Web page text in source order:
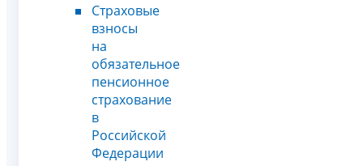
Страховые
взносы
на
обязательное
пенсионное
страхование
в
Российской
Федерации